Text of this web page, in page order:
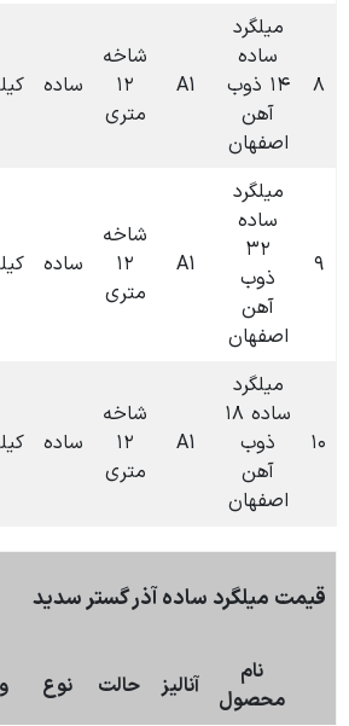
۱۲
ساده کیلوگرم ۱۴ -
۱۲
ساده کیلوگرم ۳۲ -
۱۲
ساده کیلوگرم ۱۸ -
گستر سدید
نوع واحد سایز وزن